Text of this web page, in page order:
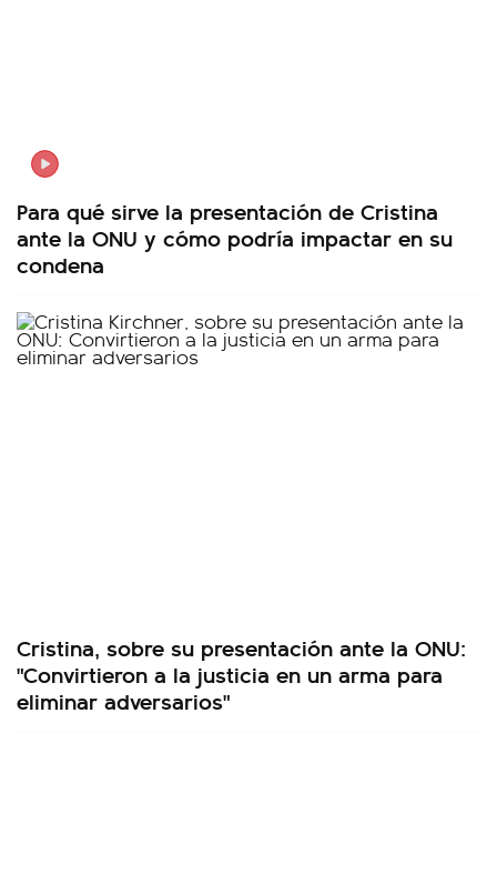
Para qué sirve la presentación de Cristina
ante la ONU y cómo podría impactar en su
condena
Cristina, sobre su presentación ante la ONU:
"Convirtieron a la justicia en un arma para
eliminar adversarios"